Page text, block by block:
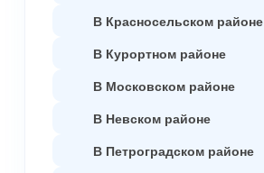
В Красносельском районе
В Курортном районе
В Московском районе
В Невском районе
В Петроградском районе